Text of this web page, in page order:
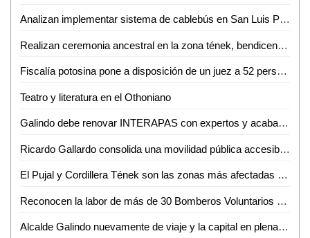
Analizan implementar sistema de cablebús en San Luis Potosí bajo modelo concesionado
Realizan ceremonia ancestral en la zona tének, bendicen semillas para buenas cosechas
Fiscalía potosina pone a disposición de un juez a 52 personas relacionadas a diversos delitos
Teatro y literatura en el Othoniano
Galindo debe renovar INTERAPAS con expertos y acabar con la corrupción: Toño Lorca
Ricardo Gallardo consolida una movilidad pública accesible y gratuita en el estado
El Pujal y Cordillera Tének son las zonas más afectadas por las lluvias: David Medina
Reconocen la labor de más de 30 Bomberos Voluntarios de Tamuín con misa y festejo especial
Alcalde Galindo nuevamente de viaje y la capital en plena crisis por lluvias; crece el enojo ciudadano por baches